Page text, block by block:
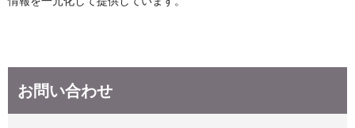
お問い合わせ